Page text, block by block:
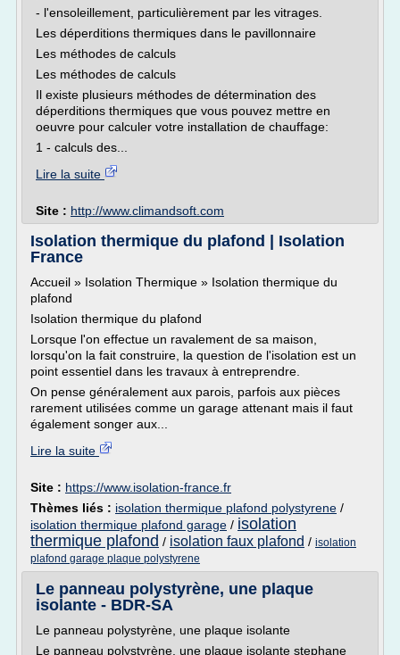
- l'ensoleillement, particulièrement par les vitrages.
Les déperditions thermiques dans le pavillonnaire
Les méthodes de calculs
Les méthodes de calculs
Il existe plusieurs méthodes de détermination des
déperditions thermiques que vous pouvez mettre en
oeuvre pour calculer votre installation de chauffage:
1 - calculs des...
Lire la suite
Site : http://www.climandsoft.com
Isolation thermique du plafond | Isolation
France
Accueil » Isolation Thermique » Isolation thermique du
plafond
Isolation thermique du plafond
Lorsque l'on effectue un ravalement de sa maison,
lorsqu'on la fait construire, la question de l'isolation est un
point essentiel dans les travaux à entreprendre.
On pense généralement aux parois, parfois aux pièces
rarement utilisées comme un garage attenant mais il faut
également songer aux...
Lire la suite
Site : https://www.isolation-france.fr
Thèmes liés : isolation thermique plafond polystyrene /
isolation thermique plafond garage / isolation
thermique plafond / isolation faux plafond / isolation
plafond garage plaque polystyrene
Le panneau polystyrène, une plaque
isolante - BDR-SA
Le panneau polystyrène, une plaque isolante
Le panneau polystyrène, une plaque isolante stephane